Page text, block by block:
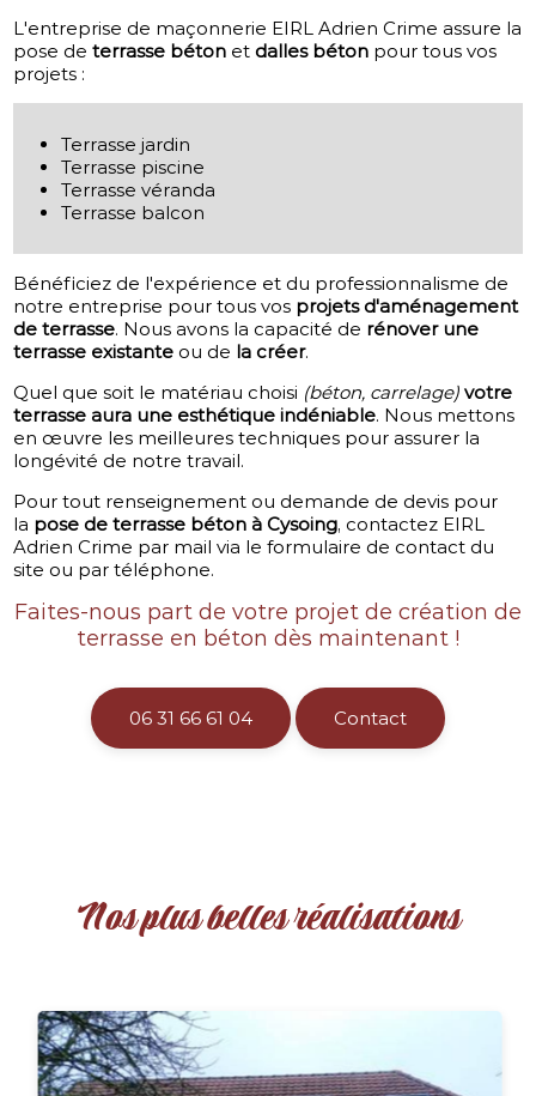
L'entreprise de maçonnerie EIRL Adrien Crime assure la
pose deterrasse béton et dalles béton pour tous vos
projets :
Terrasse jardin
Terrasse piscine
Terrasse véranda
Terrasse balcon
Bénéficiez de l'expérience et du professionnalisme de
notre entreprise pour tous vos projets d'aménagement
de terrasse. Nous avons la capacité de rénover une
terrasse existante ou de la créer.
Quel que soit le matériau choisi (béton, carrelage) votre
terrasse aura une esthétique indéniable. Nous mettons
en œuvre les meilleures techniques pour assurer la
longévité de notre travail.
Pour tout renseignement ou demande de devis pour
la pose de terrasse béton à Cysoing, contactez EIRL
Adrien Crime par mail via le formulaire de contact du
site ou par téléphone.
Faites-nous part de votre projet de création de
terrasse en béton dès maintenant !
06 31 66 61 04 Contact
Nos plus belles réalisations